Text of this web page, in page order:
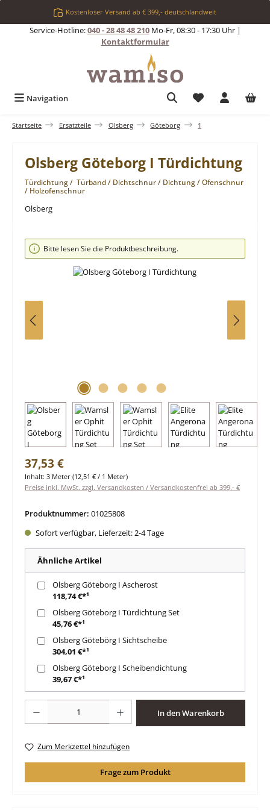
Zum Hauptinhalt springenKostenloser Versand ab € 399,- deutschlandweit
Service-Hotline:040 - 28 48 48 210Mo-Fr, 08:30 - 17:30 Uhr |
Kontaktformular
Navigation Du hast 0
Startseite Ersatzteile Olsberg Göteborg 1
Olsberg Göteborg I Türdichtung
Türdichtung / Türband / Dichtschnur / Dichtung / Ofenschnur
/ Holzofenschnur
Olsberg
Bildergalerie überspringen
Bitte lesen Sie die Produktbeschreibung.
Regulärer Preis:
37,53 €
Inhalt: 3 Meter (12,51 € / 1 Meter)
Preise inkl. MwSt. zzgl. Versandkosten / Versandkostenfrei ab 399,- €
Produktnummer: 01025808
Sofort verfügbar, Lieferzeit: 2-4 Tage
Ähnliche Artikel
Olsberg Göteborg I Ascherost
118,74 €*¹
Olsberg Göteborg I Türdichtung Set
45,76 €*¹
Olsberg Götebörg I Sichtscheibe
304,01 €*¹
Olsberg Göteborg I Scheibendichtung
39,67 €*¹
In den Warenkorb
Zum Merkzettel hinzufügen
Frage zum Produkt